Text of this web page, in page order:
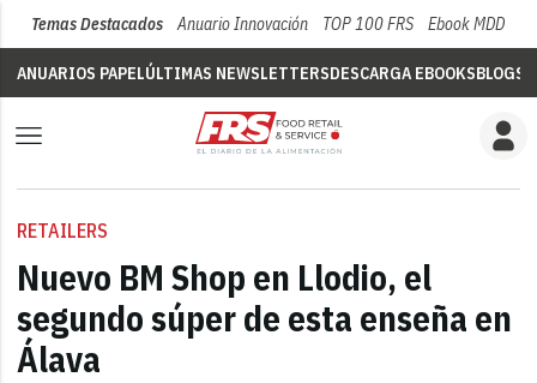
Temas Destacados Anuario Innovación TOP 100 FRS Ebook MDD
ANUARIOS PAPELÚLTIMAS NEWSLETTERSDESCARGA EBOOKSBLOGS
RETAILERS
Nuevo BM Shop en Llodio, el
segundo súper de esta enseña en
Álava